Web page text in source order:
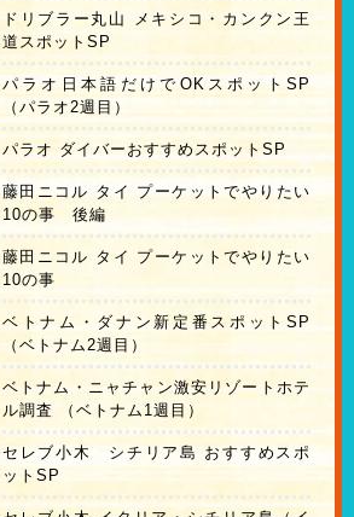
ドリブラー丸山 メキシコ・カンクン王
道スポットSP
パラオ日本語だけでOKスポットSP
（パラオ2週目）
パラオ ダイバーおすすめスポットSP
藤田ニコル タイ プーケットでやりたい
10の事 後編
藤田ニコル タイ プーケットでやりたい
10の事
ベトナム・ダナン新定番スポットSP
（ベトナム2週目）
ベトナム・ニャチャン激安リゾートホテ
ル調査 （ベトナム1週目）
セレブ小木 シチリア島 おすすめスポ
ットSP